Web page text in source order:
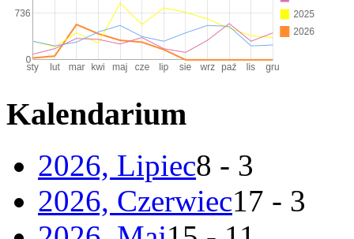
Kalendarium
2026, Lipiec8 - 3
2026, Czerwiec17 - 3